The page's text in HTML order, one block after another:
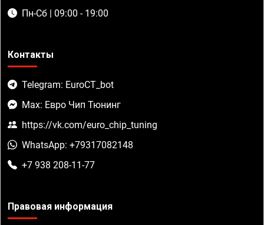
Пн-Сб | 09:00 - 19:00
Контакты
Telegram: EuroCT_bot
Max: Евро Чип Тюнинг
https://vk.com/euro_chip_tuning
WhatsApp: +79317082148
+7 938 208-11-77
Правовая информация